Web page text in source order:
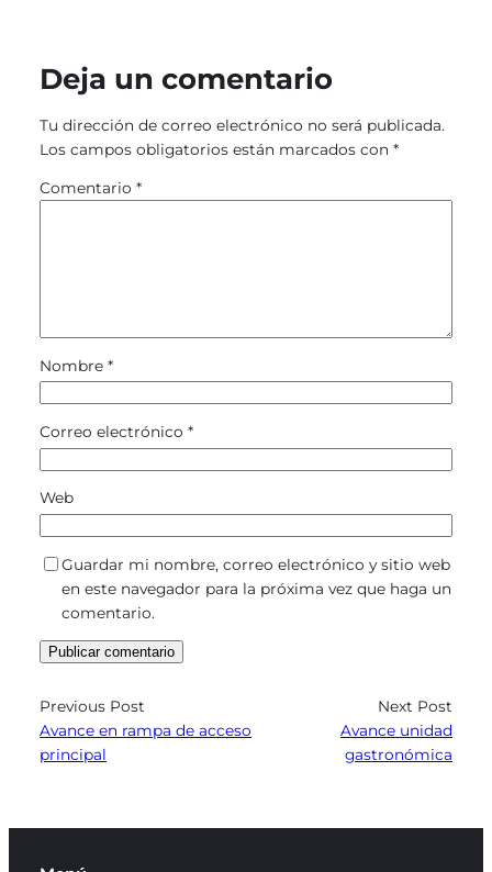
Deja un comentario
Tu dirección de correo electrónico no será publicada.
Los campos obligatorios están marcados con *
Comentario *
Nombre *
Correo electrónico *
Web
Guardar mi nombre, correo electrónico y sitio web
en este navegador para la próxima vez que haga un
comentario.
Previous Post
Avance en rampa de acceso
principal
Next Post
Avance unidad
gastronómica